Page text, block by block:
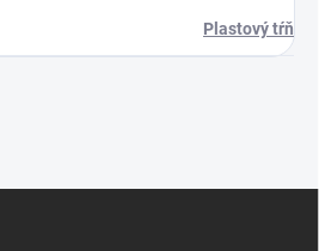
Plastový tŕň